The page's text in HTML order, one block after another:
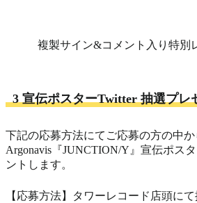
複製サイン&コメント入り特別
3 宣伝ポスターTwitter 抽選プレ
下記の応募方法にてご応募の方の中か
Argonavis『JUNCTION/Y』宣伝ポス
ントします。
【応募方法】タワーレコード店頭に